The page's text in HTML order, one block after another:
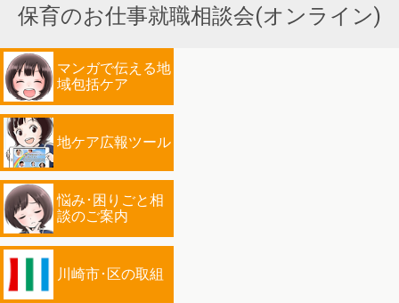
保育のお仕事就職相談会(オンライン)
マンガで伝える地
域包括ケア
地ケア広報ツール
悩み･困りごと相
談のご案内
川崎市･区の取組